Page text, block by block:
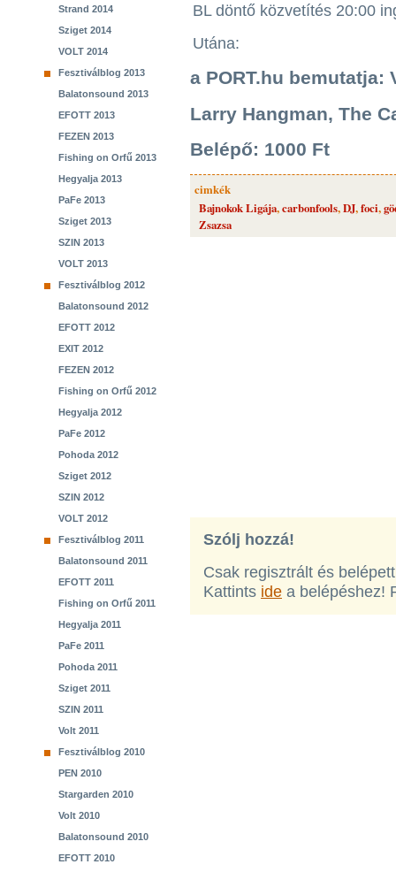
Strand 2014
Sziget 2014
VOLT 2014
Fesztiválblog 2013
Balatonsound 2013
EFOTT 2013
FEZEN 2013
Fishing on Orfű 2013
Hegyalja 2013
PaFe 2013
Sziget 2013
SZIN 2013
VOLT 2013
Fesztiválblog 2012
Balatonsound 2012
EFOTT 2012
EXIT 2012
FEZEN 2012
Fishing on Orfű 2012
Hegyalja 2012
PaFe 2012
Pohoda 2012
Sziget 2012
SZIN 2012
VOLT 2012
Fesztiválblog 2011
Balatonsound 2011
EFOTT 2011
Fishing on Orfű 2011
Hegyalja 2011
PaFe 2011
Pohoda 2011
Sziget 2011
SZIN 2011
Volt 2011
Fesztiválblog 2010
PEN 2010
Stargarden 2010
Volt 2010
Balatonsound 2010
EFOTT 2010
BL döntő közvetítés 20:00
Utána:
a PORT.hu bemutatja:
Larry Hangman, The
Belépő: 1000 Ft
cimkék
Bajnokok Ligája,carbonfools,DJ,foci,
Zsazsa
Szólj hozzá!
Csak regisztrált és
Kattints ide a belépéshez!